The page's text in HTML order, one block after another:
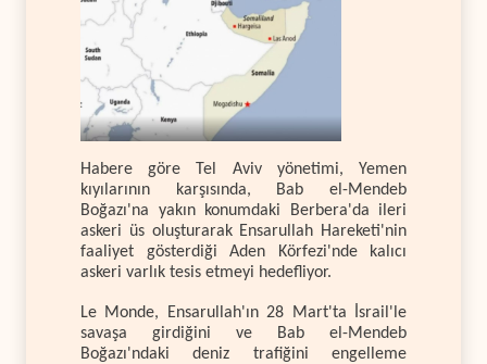
Habere göre Tel Aviv yönetimi, Yemen
kıyılarının karşısında, Bab el-Mendeb
Boğazı'na yakın konumdaki Berbera'da ileri
askeri üs oluşturarak Ensarullah Hareketi'nin
faaliyet gösterdiği Aden Körfezi'nde kalıcı
askeri varlık tesis etmeyi hedefliyor.
Le Monde, Ensarullah'ın 28 Mart'ta İsrail'le
savaşa girdiğini ve Bab el-Mendeb
Boğazı'ndaki deniz trafiğini engelleme